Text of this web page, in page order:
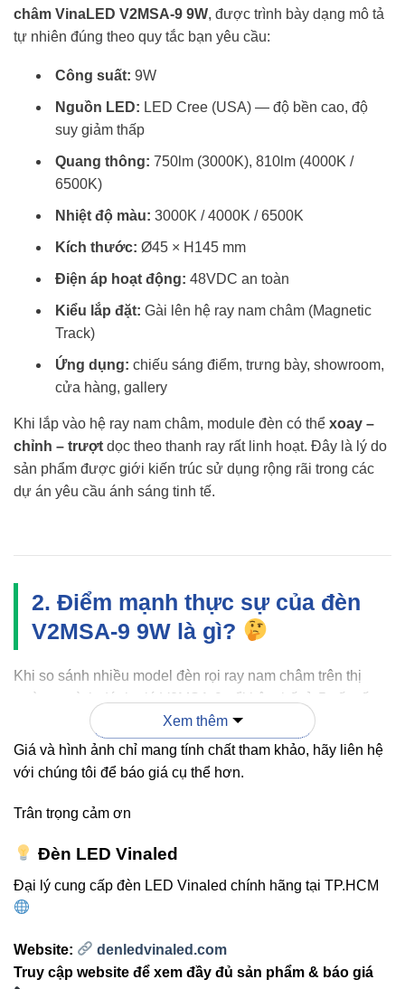
châm VinaLED V2MSA-9 9W, được trình bày dạng mô tả
tự nhiên đúng theo quy tắc bạn yêu cầu:
Công suất: 9W
Nguồn LED: LED Cree (USA) — độ bền cao, độ
suy giảm thấp
Quang thông: 750lm (3000K), 810lm (4000K /
6500K)
Nhiệt độ màu: 3000K / 4000K / 6500K
Kích thước: Ø45 × H145 mm
Điện áp hoạt động: 48VDC an toàn
Kiểu lắp đặt: Gài lên hệ ray nam châm (Magnetic
Track)
Ứng dụng: chiếu sáng điểm, trưng bày, showroom,
cửa hàng, gallery
Khi lắp vào hệ ray nam châm, module đèn có thể xoay –
chỉnh – trượt dọc theo thanh ray rất linh hoạt. Đây là lý do
sản phẩm được giới kiến trúc sử dụng rộng rãi trong các
dự án yêu cầu ánh sáng tinh tế.
2. Điểm mạnh thực sự của đèn
V2MSA-9 9W là gì?
Khi so sánh nhiều model đèn rọi ray nam châm trên thị
trường, mình đánh giá V2MSA-9 nổi bật nhất ở 5 yếu tố
Tối ưu chiếu sáng điểm: góc chiếu hội tụ tốt, làm
nổi bật sản phẩm.
Ánh sáng trung thực
châm và cấp nguồn ngay.
tốt.
Tương thích nhiều hệ ray nam châm: phù hợp
Xem thêm
Giá và hình ảnh chỉ mang tính chất tham khảo, hãy liên hệ
với chúng tôi để báo giá cụ thể hơn.
Trân trọng cảm ơn
Đèn LED Vinaled
Đại lý cung cấp đèn LED Vinaled chính hãng tại TP.HCM
Website:
denledvinaled.com
Truy cập website để xem đầy đủ sản phẩm & báo giá